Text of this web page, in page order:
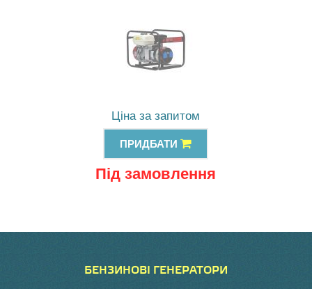
Ціна за запитом
ПРИДБАТИ
Під замовлення
БЕНЗИНОВІ ГЕНЕРАТОРИ